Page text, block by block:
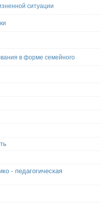
ситуации
в форме семейного
- педагогическая